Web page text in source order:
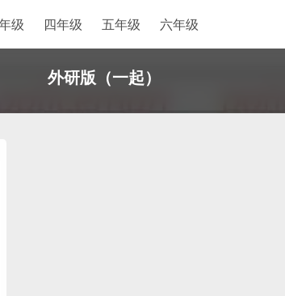
级 四年级 五年级 六年级
外研版（一起）